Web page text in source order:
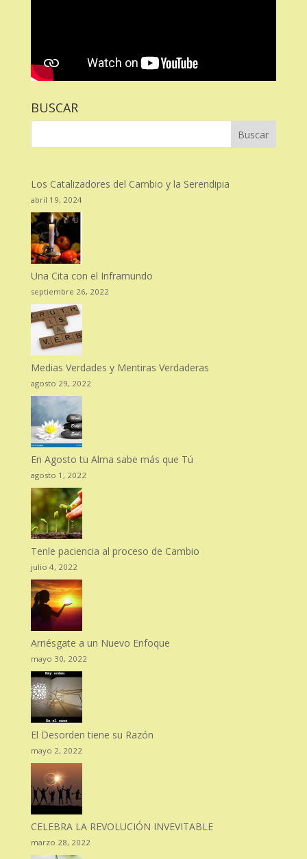
BUSCAR
Los Catalizadores del Cambio y la Serendipia
abril 19, 2024
Una Cita con el Inframundo
septiembre 26, 2022
Medias Verdades y Mentiras Verdaderas
agosto 29, 2022
En Agosto tu Alma sabe más que Tú
agosto 1, 2022
Tenle paciencia al proceso de Cambio
julio 4, 2022
Arriésgate a un Nuevo Enfoque
mayo 30, 2022
El Desorden tiene su Razón
mayo 2, 2022
CELEBRA LA REVOLUCIÓN INVEVITABLE
marzo 28, 2022